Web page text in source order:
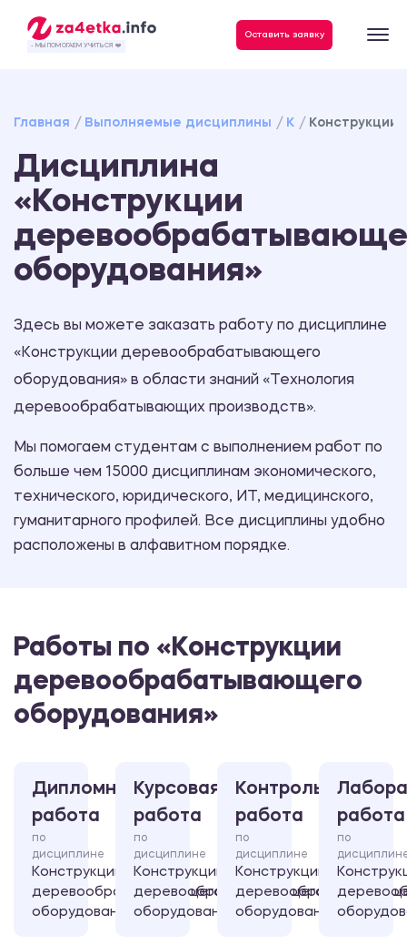
- МЫ ПОМОГАЕМ УЧИТЬСЯ ❤️
Оставить заявку
Главная Выполняемые дисциплины К
Дисциплина
«Конструкции
оборудования»
Здесь вы можете заказать работу по дисциплине
«Конструкции деревообрабатывающего
оборудования» в области знаний «Технология
деревообрабатывающих производств».
Мы помогаем студентам с выполнением работ по
больше чем 15000 дисциплинам экономического,
технического, юридического, ИТ, медицинского,
гуманитарного профилей. Все дисциплины удобно
расположены в алфавитном порядке.
Работы по «Конструкции
деревообрабатывающего
оборудования»
Дипломная
работа
по
дисциплине
Конструкции
деревообрабатывающего
оборудования
Курсовая
работа
по
дисциплине
Конструкции
деревообрабатывающего
оборудования
Контрольная
работа
по
дисциплине
Конструкции
оборудования
работа
по